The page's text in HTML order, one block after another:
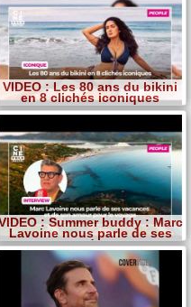
VIDEO : Les 80 ans du bikini
en 8 clichés iconiques
: Summer buddy : Marc
Lavoine nous parle de ses
vacances et de son amour
pour le voyage